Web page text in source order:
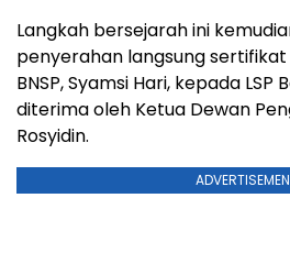
Langkah bersejarah ini
penyerahan langsung sertifikat
BNSP, Syamsi Hari, kepada LSP
diterima oleh Ketua Dewan
Rosyidin.